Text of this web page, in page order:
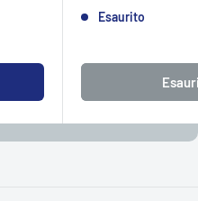
Esaurito